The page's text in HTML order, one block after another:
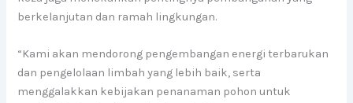
berkelanjutan dan ramah lingkungan.
“Kami akan mendorong pengembangan energi terbarukan
dan pengelolaan limbah yang lebih baik, serta
menggalakkan kebijakan penanaman pohon untuk